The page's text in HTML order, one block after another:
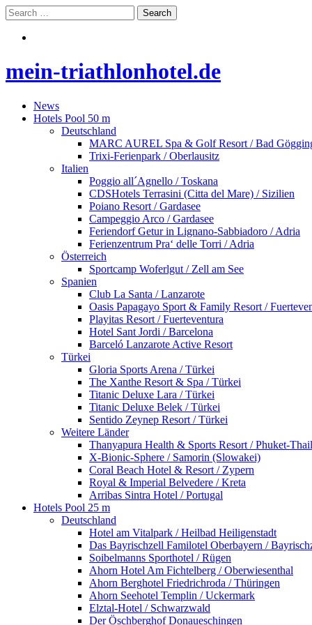
mein-triathlonhotel.de
News
Hotels Pool 50 m
Deutschland
MARC AUREL Spa & Golf Resort / Bad
Trixi-Ferienpark / Oberlausitz
Italien
Poggio all´Agnello / Toskana
CDSHotels Terrasini (Citta del Mare) / Sizilien
Poiano Resort / Gardasee
Campeggio Arco / Gardasee
Feriendorf Getur in Lignano-Sabbiadoro / Adria
Ferienzentrum Pra‘ delle Torri / Adria
Österreich
Sportcamp Woferlgut / Zell am See
Spanien
Club La Santa / Lanzarote
Oasis Papagayo Sport & Family Resort /
Playitas Resort / Fuerteventura
Hotel Sant Jordi / Barcelona
Barceló Lanzarote Active Resort
Türkei
Gloria Sports Arena / Türkei
The Xanthe Resort & Spa / Türkei
Titanic Deluxe Lara / Türkei
Titanic Deluxe Belek / Türkei
Sentido Zeynep Resort / Türkei
Weitere Länder
Thanyapura Health & Sports Resort / Phuket-
X-Bionic-Sphere / Samorin (Slowakei)
Coral Beach Hotel & Resort / Zypern
Royal & Imperial Belvedere / Kreta
Arribas Sintra Hotel / Portugal
Hotels Pool 25 m
Deutschland
Hotel am Vitalpark / Heilbad Heiligenstadt
Das Bayrischzell Familotel Oberbayern /
Soibelmanns Sporthotel / Rügen
Ahorn Hotel Am Fichtelberg / Oberwiesenthal
Ahorn Berghotel Friedrichroda / Thüringen
Ahorn Seehotel Templin / Uckermark
Elztal-Hotel / Schwarzwald
Der Öschberghof Donaueschingen